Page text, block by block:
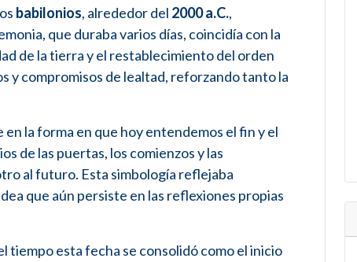
babilonios, alrededor del 2000 a.C.,
que duraba varios días, coincidía con la
de la tierra y el restablecimiento del orden
y compromisos de lealtad, reforzando tanto la
la forma en que hoy entendemos el fin y el
de las puertas, los comienzos y las
al futuro. Esta simbología reflejaba
que aún persiste en las reflexiones propias
tiempo esta fecha se consolidó como el inicio